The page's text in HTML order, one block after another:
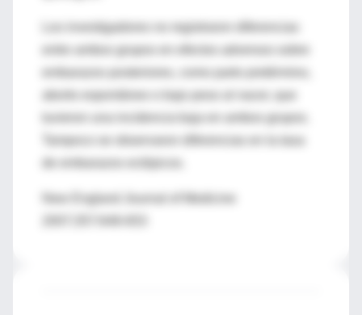
Los investigadores no registraron diferencias
entre ambos grupos en efectos adversos sobre
tuvieron una incidencia baja en ambos grupos.
Tampoco se observaron diferencias en la tasa
New England Journal of Medicine